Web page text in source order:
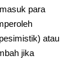
para
atau
jika